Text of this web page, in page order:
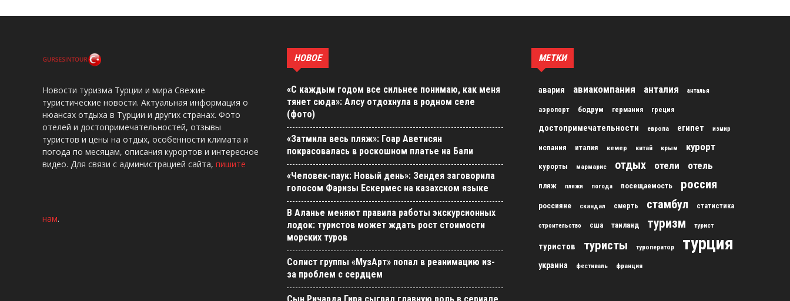
Новости туризма Турции и мира Свежие
туристические новости. Актуальная информация о
нюансах отдыха в Турции и других странах. Фото
отелей и достопримечательностей, отзывы
туристов и цены на отдых, особенности климата и
погода по месяцам, описания курортов и интересное
видео. Для связи с администрацией сайта, пишите
нам.
НОВОЕ
«С каждым годом все сильнее понимаю, как меня
тянет сюда»: Алсу отдохнула в родном селе
(фото)
«Затмила весь пляж»: Гоар Аветисян
покрасовалась в роскошном платье на Бали
«Человек-паук: Новый день»: Зендея заговорила
голосом Фаризы Ескермес на казахском языке
В Аланье меняют правила работы экскурсионных
лодок: туристов может ждать рост стоимости
морских туров
Солист группы «МузАрт» попал в реанимацию из-
за проблем с сердцем
МЕТКИ
авария авиакомпания анталия анталья
аэропорт бодрум германия греция
достопримечательности европа египет измир
испания италия кемер китай крым курорт
курорты мармарис отдых отели отель
пляж пляжи погода посещаемость россия
россияне скандал смерть стамбул статистика
строительство сша таиланд туризм турист
туристов туристы туроператор турция
украина фестиваль франция